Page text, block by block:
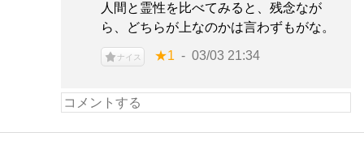
人間と霊性を比べてみると、残念なが
ら、どちらが上なのかは言わずもがな。
ナイス ★1 03/03 21:34